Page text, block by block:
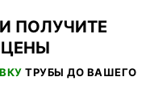
ПОЛУЧИТЕ
ТРУБЫ ДО ВАШЕГО